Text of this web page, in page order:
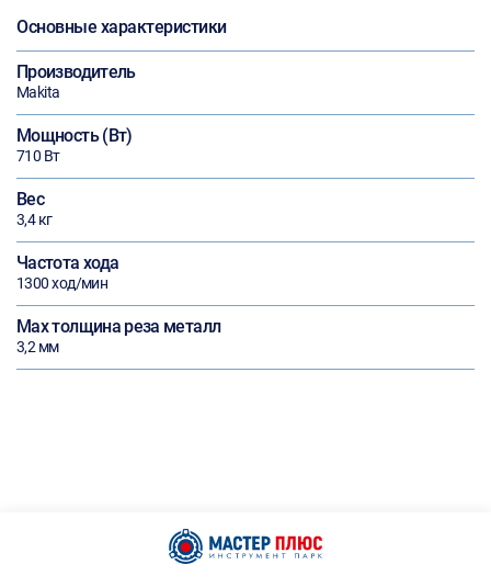
Основные характеристики
Производитель
Makita
Мощность (Вт)
710 Вт
Вес
3,4 кг
Частота хода
1300 ход/мин
Max толщина реза металл
3,2 мм